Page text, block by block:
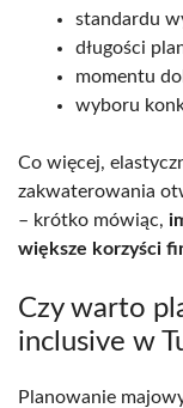
standardu
długości
momentu
wyboru
Co więcej,
zakwaterowania
– krótko mówiąc,
większe korzyści
Czy warto
inclusive w
Planowanie